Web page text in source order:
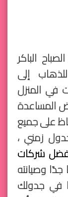
الباكر
إلى
في المنزل
المساعدة
على جميع
زمني ،
شركات
وصيانته
في جدولك